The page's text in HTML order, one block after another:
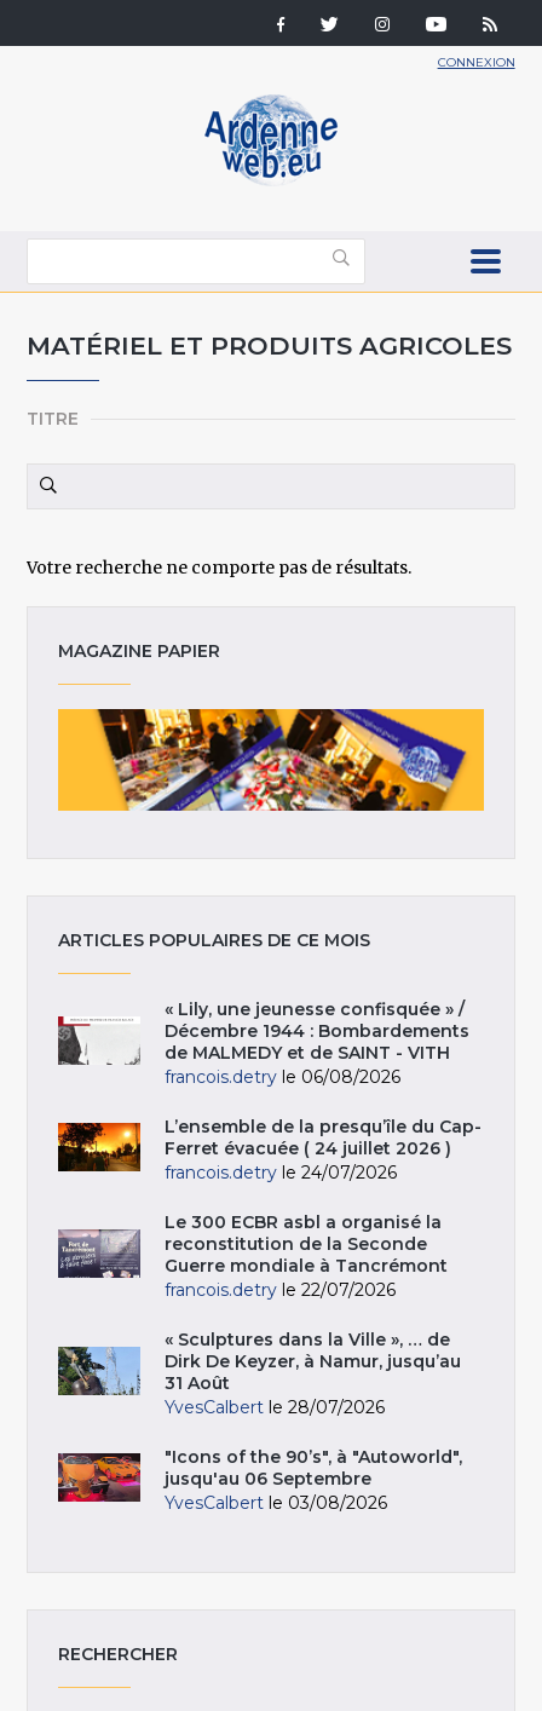
CONNEXION
MATÉRIEL ET PRODUITS AGRICOLES
TITRE
Votre recherche ne comporte pas de résultats.
MAGAZINE PAPIER
ARTICLES POPULAIRES DE CE MOIS
« Lily, une jeunesse confisquée » /
Décembre 1944 : Bombardements
de MALMEDY et de SAINT - VITH
francois.detry le 06/08/2026
L’ensemble de la presqu’île du Cap-
Ferret évacuée ( 24 juillet 2026 )
francois.detry le 24/07/2026
Le 300 ECBR asbl a organisé la
reconstitution de la Seconde
Guerre mondiale à Tancrémont
francois.detry le 22/07/2026
« Sculptures dans la Ville », … de
Dirk De Keyzer, à Namur, jusqu’au
31 Août
YvesCalbert le 28/07/2026
"Icons of the 90’s", à "Autoworld",
jusqu'au 06 Septembre
YvesCalbert le 03/08/2026
RECHERCHER